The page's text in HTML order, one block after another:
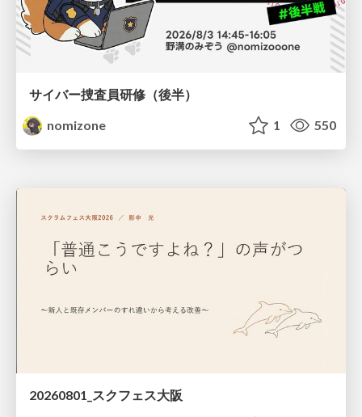
サイバー捜査員研修（後半）
nomizone
1 550
20260801_スクフェス大阪